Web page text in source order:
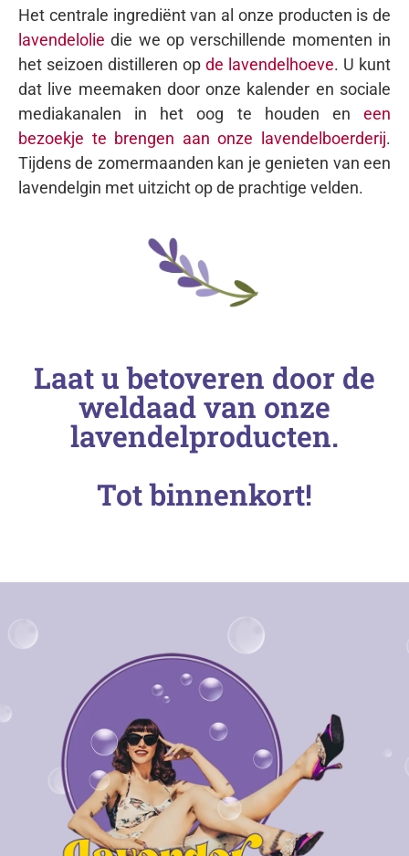
Het centrale ingrediënt van al onze producten is de
lavendelolie die we op verschillende momenten in
het seizoen distilleren op de lavendelhoeve. U kunt
dat live meemaken door onze kalender en sociale
mediakanalen in het oog te houden en een
bezoekje te brengen aan onze lavendelboerderij.
Tijdens de zomermaanden kan je genieten van een
lavendelgin met uitzicht op de prachtige velden.
Laat u betoveren door de
weldaad van onze
lavendelproducten.
Tot binnenkort!